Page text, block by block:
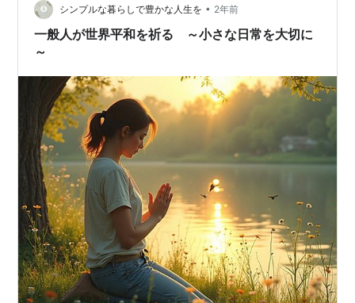
年のゴールを４つのカテゴリーに分けて書いたりし…
シンプルな暮らしで豊かな人生を • 2年前
一般人が世界平和を祈る ～小さな日常を大切に
～